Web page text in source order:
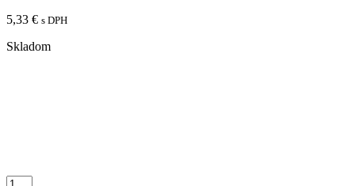
5,33 € s DPH
Skladom